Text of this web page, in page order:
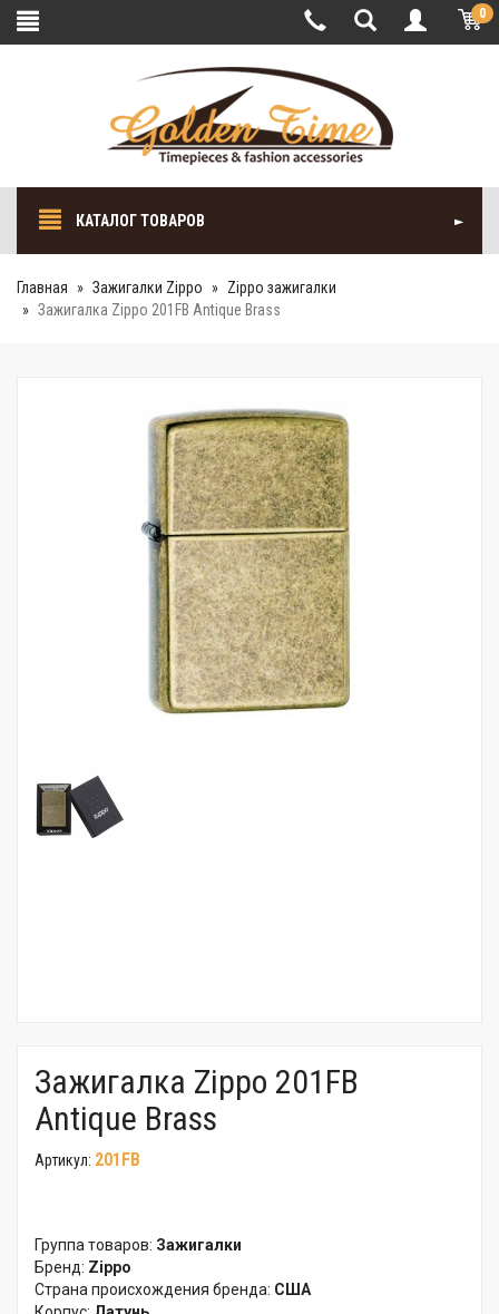
0
КАТАЛОГ ТОВАРОВ
Главная Зажигалки Zippo
Zippo зажигалки
Зажигалка Zippo 201FB Antique Brass
Зажигалка Zippo 201FB
Antique Brass
Артикул: 201FB
Группа товаров: Зажигалки
Бренд: Zippo
Страна происхождения бренда: США